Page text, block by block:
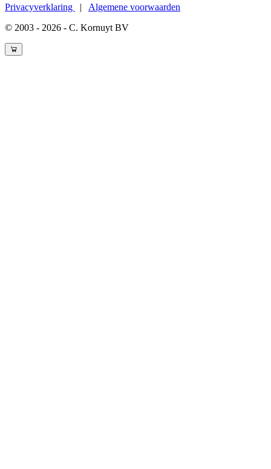
Privacyverklaring | Algemene voorwaarden
© 2003 - 2026 - C. Kornuyt BV